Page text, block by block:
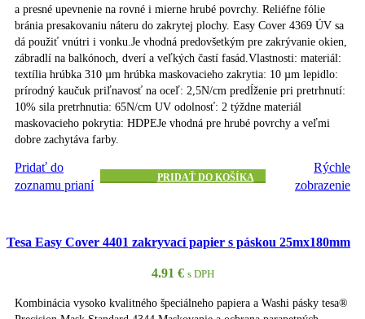
a presné upevnenie na rovné i mierne hrubé povrchy. Reliéfne fólie
bránia presakovaniu náteru do zakrytej plochy. Easy Cover 4369 ÚV sa
dá použiť vnútri i vonku.Je vhodná predovšetkým pre zakrývanie okien,
zábradlí na balkónoch, dverí a veľkých častí fasád.Vlastnosti: materiál:
textília hrúbka 310 µm hrúbka maskovacieho zakrytia: 10 µm lepidlo:
prírodný kaučuk priľnavosť na oceľ: 2,5N/cm predĺženie pri pretrhnutí:
10% sila pretrhnutia: 65N/cm UV odolnosť: 2 týždne materiál
maskovacieho pokrytia: HDPEJe vhodná pre hrubé povrchy a veľmi
dobre zachytáva farby.
Pridať do
zoznamu prianí
PRIDAŤ DO KOŠÍKA
Rýchle
zobrazenie
Tesa Easy Cover 4401 zakryvací papier s páskou 25mx180mm
4.91 € s DPH
Kombinácia vysoko kvalitného špeciálneho papiera a Washi pásky tesa®